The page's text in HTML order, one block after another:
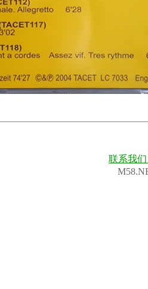
联系我